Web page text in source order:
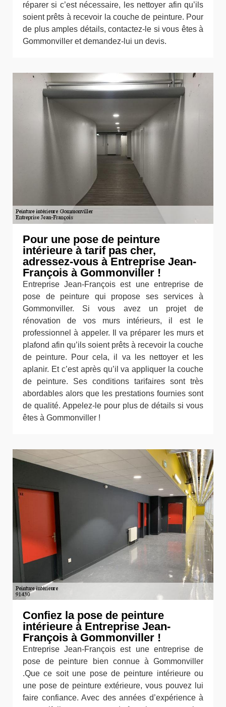
réparer si c’est nécessaire, les nettoyer afin qu’ils
soient prêts à recevoir la couche de peinture. Pour
de plus amples détails, contactez-le si vous êtes à
Gommonviller et demandez-lui un devis.
Pour une pose de peinture
intérieure à tarif pas cher,
adressez-vous à Entreprise Jean-
François à Gommonviller !
Entreprise Jean-François est une entreprise de
pose de peinture qui propose ses services à
Gommonviller. Si vous avez un projet de
rénovation de vos murs intérieurs, il est le
professionnel à appeler. Il va préparer les murs et
plafond afin qu’ils soient prêts à recevoir la couche
de peinture. Pour cela, il va les nettoyer et les
aplanir. Et c’est après qu’il va appliquer la couche
de peinture. Ses conditions tarifaires sont très
abordables alors que les prestations fournies sont
de qualité. Appelez-le pour plus de détails si vous
êtes à Gommonviller !
Confiez la pose de peinture
intérieure à Entreprise Jean-
François à Gommonviller !
Entreprise Jean-François est une entreprise de
pose de peinture bien connue à Gommonviller
.Que ce soit une pose de peinture intérieure ou
une pose de peinture extérieure, vous pouvez lui
faire confiance. Avec des années d’expérience à